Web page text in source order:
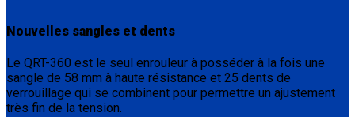
Nouvelles sangles et dents
Le QRT-360 est le seul enrouleur à posséder à la fois une
sangle de 58 mm à haute résistance et 25 dents de
verrouillage qui se combinent pour permettre un ajustement
très fin de la tension.